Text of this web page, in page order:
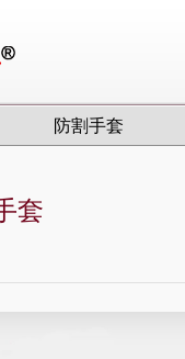
防割手套
套